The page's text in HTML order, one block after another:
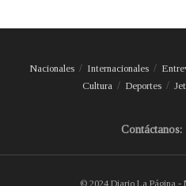
Nacionales Internacionales
Cultura
Deportes
Contáctanos:
© 2024 Diario La Página -